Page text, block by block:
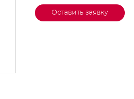
Оставить заявку